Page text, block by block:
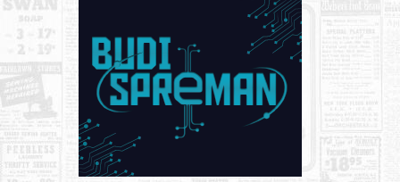
MARKETING
KONTAKT
O NAMA